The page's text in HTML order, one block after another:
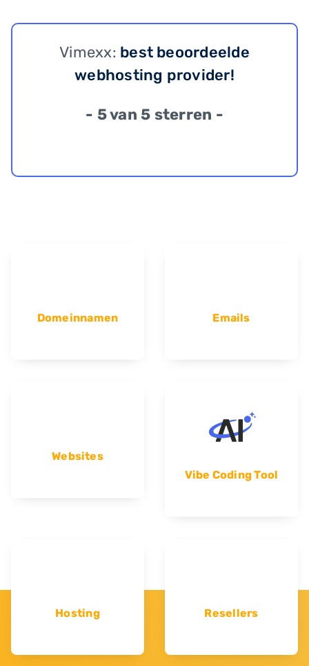
Vimexx: best beoordeelde
webhosting provider!
- 5 van 5 sterren -
Domeinnamen Emails
Websites
Vibe Coding Tool
Hosting Resellers